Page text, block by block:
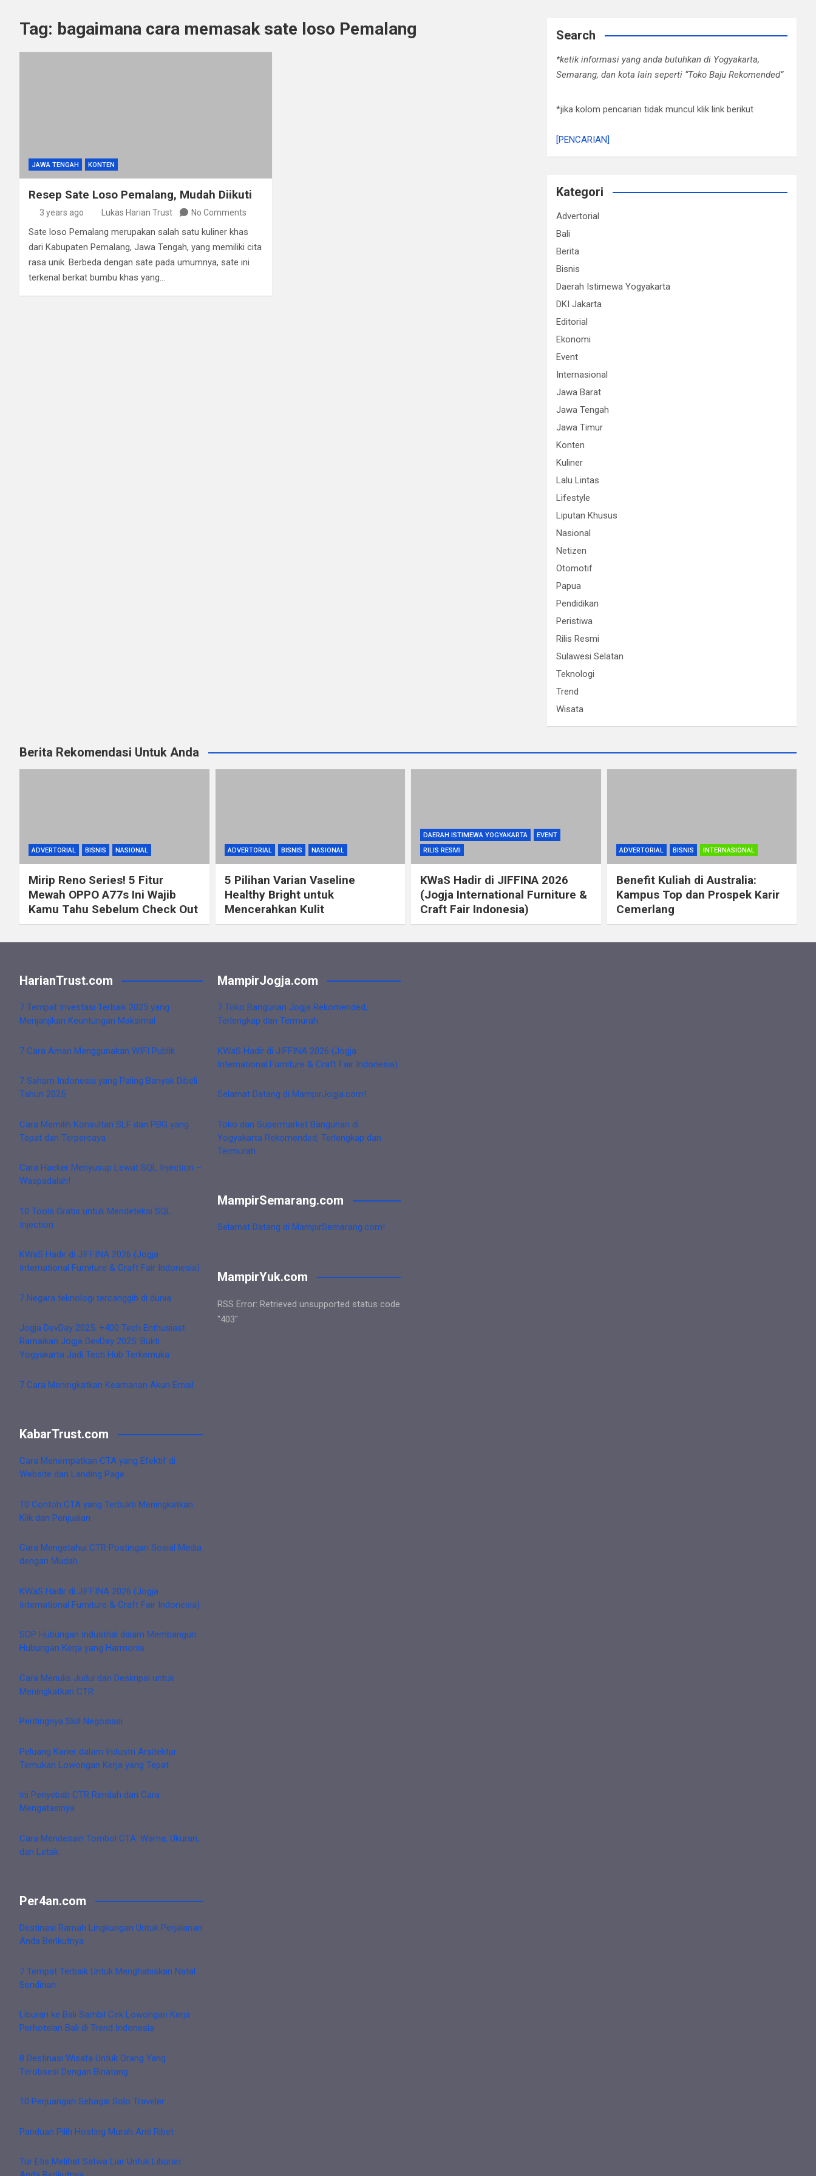
Tag: bagaimana cara memasak sate loso Pemalang
JAWA TENGAH KONTEN
Resep Sate Loso Pemalang, Mudah Diikuti
3 years ago Lukas Harian Trust No Comments
Sate loso Pemalang merupakan salah satu kuliner khas
dari Kabupaten Pemalang, Jawa Tengah, yang memiliki cita
rasa unik. Berbeda dengan sate pada umumnya, sate ini
terkenal berkat bumbu khas yang…
Search
*ketik informasi yang anda butuhkan di Yogyakarta,
Semarang, dan kota lain seperti “Toko Baju Rekomended”
*jika kolom pencarian tidak muncul klik link berikut
[PENCARIAN]
Kategori
Advertorial
Bali
Berita
Bisnis
Daerah Istimewa Yogyakarta
DKI Jakarta
Editorial
Ekonomi
Event
Internasional
Jawa Barat
Jawa Tengah
Jawa Timur
Konten
Kuliner
Lalu Lintas
Lifestyle
Liputan Khusus
Nasional
Netizen
Otomotif
Papua
Pendidikan
Peristiwa
Rilis Resmi
Sulawesi Selatan
Teknologi
Trend
Wisata
Berita Rekomendasi Untuk Anda
ADVERTORIAL BISNIS NASIONAL
Mirip Reno Series! 5 Fitur
Mewah OPPO A77s Ini Wajib
Kamu Tahu Sebelum Check Out
ADVERTORIAL BISNIS NASIONAL
5 Pilihan Varian Vaseline
Healthy Bright untuk
Mencerahkan Kulit
DAERAH ISTIMEWA YOGYAKARTA
EVENT
RILIS RESMI
KWaS Hadir di JIFFINA 2026
(Jogja International Furniture &
Craft Fair Indonesia)
ADVERTORIAL BISNIS INTERNASIONAL
Benefit Kuliah di Australia:
Kampus Top dan Prospek Karir
Cemerlang
HarianTrust.com
7 Tempat Investasi Terbaik 2025 yang
Menjanjikan Keuntungan Maksimal
7 Cara Aman Menggunakan WIFI Publik
7 Saham Indonesia yang Paling Banyak Dibeli
Tahun 2025
Cara Memilih Konsultan SLF dan PBG yang
Tepat dan Terpercaya
Cara Hacker Menyusup Lewat SQL Injection –
Waspadalah!
10 Tools Gratis untuk Mendeteksi SQL
Injection
KWaS Hadir di JIFFINA 2026 (Jogja
International Furniture & Craft Fair Indonesia)
7 Negara teknologi tercanggih di dunia
Jogja DevDay 2025: +400 Tech Enthusiast
Ramaikan Jogja DevDay 2025: Bukti
Yogyakarta Jadi Tech Hub Terkemuka
7 Cara Meningkatkan Keamanan Akun Email
KabarTrust.com
Cara Menempatkan CTA yang Efektif di
Website dan Landing Page
10 Contoh CTA yang Terbukti Meningkatkan
Klik dan Penjualan
Cara Mengetahui CTR Postingan Sosial Media
dengan Mudah
KWaS Hadir di JIFFINA 2026 (Jogja
International Furniture & Craft Fair Indonesia)
SOP Hubungan Industrial dalam Membangun
Hubungan Kerja yang Harmonis
Cara Menulis Judul dan Deskripsi untuk
Meningkatkan CTR
Pentingnya Skill Negosiasi
Peluang Karier dalam Industri Arsitektur:
Temukan Lowongan Kerja yang Tepat
Ini Penyebab CTR Rendah dan Cara
Mengatasinya
Cara Mendesain Tombol CTA: Warna, Ukuran,
dan Letak
Per4an.com
Destinasi Ramah Lingkungan Untuk Perjalanan
Anda Berikutnya
7 Tempat Terbaik Untuk Menghabiskan Natal
Sendirian
Liburan ke Bali Sambil Cek Lowongan Kerja
Perhotelan Bali di Trend Indonesia
8 Destinasi Wisata Untuk Orang Yang
Terobsesi Dengan Binatang
10 Perjuangan Sebagai Solo Traveler
Panduan Pilih Hosting Murah Anti Ribet
Tur Etis Melihat Satwa Liar Untuk Liburan
MampirJogja.com
7 Toko Bangunan Jogja Rekomended,
Terlengkap dan Termurah
KWaS Hadir di JIFFINA 2026 (Jogja
International Furniture & Craft Fair Indonesia)
Selamat Datang di MampirJogja.com!
Toko dan Supermarket Bangunan di
Yogyakarta Rekomended, Terlengkap dan
Termurah
MampirSemarang.com
Selamat Datang di MampirSemarang.com!
MampirYuk.com
RSS Error: Retrieved unsupported status code
"403"